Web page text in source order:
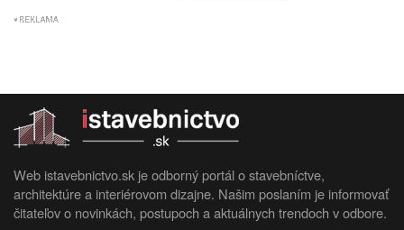
Web istavebnictvo.sk je odborný portál o stavebníctve,
architektúre a interiérovom dizajne. Našim poslaním je informovať
čitateľov o novinkách, postupoch a aktuálnych trendoch v odbore.